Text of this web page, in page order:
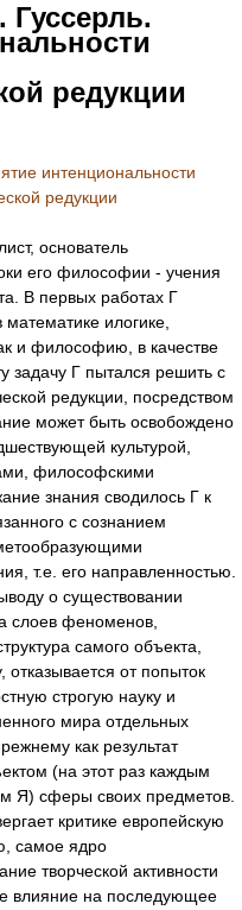
редукции
интенциональности
редукции
основатель
его философии - учения
В первых работах Г
илогике,
и философию, в качестве
задачу Г пытался решить с
редукции, посредством
может быть освобождено
культурой,
философскими
знания сводилось Г к
с сознанием
т.е. его направленностью.
о существовании
слоев феноменов,
самого объекта,
отказывается от попыток
строгую науку и
мира отдельных
как результат
(на этот раз каждым
Я) сферы своих предметов.
критике европейскую
самое ядро
творческой активности
влияние на последующее